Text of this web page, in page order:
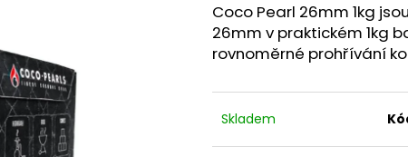
hvězdiček.
Coco Pearl 26mm 1kg
26mm v praktickém 1kg
rovnoměrné prohřívání
Skladem